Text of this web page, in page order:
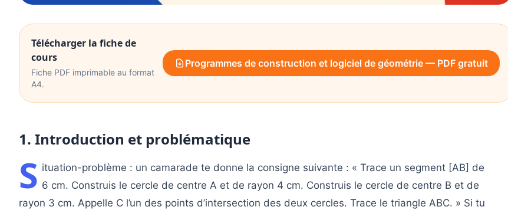
Télécharger la fiche de
cours
Fiche PDF imprimable au format
A4.
Programmes de construction et logiciel de géométrie — PDF gratuit
1. Introduction et problématique
S ituation-problème : un camarade te donne la consigne suivante : « Trace un segment [AB] de
6 cm. Construis le cercle de centre A et de rayon 4 cm. Construis le cercle de centre B et de
rayon 3 cm. Appelle C l’un des points d’intersection des deux cercles. Trace le triangle ABC. » Si tu